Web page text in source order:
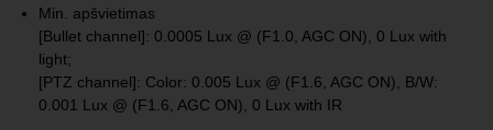
Min. apšvietimas
[Bullet channel]: 0.0005 Lux @ (F1.0, AGC ON), 0 Lux with
light;
[PTZ channel]: Color: 0.005 Lux @ (F1.6, AGC ON), B/W:
0.001 Lux @ (F1.6, AGC ON), 0 Lux with IR